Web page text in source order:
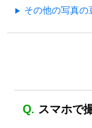
その他の写真の
スマホで